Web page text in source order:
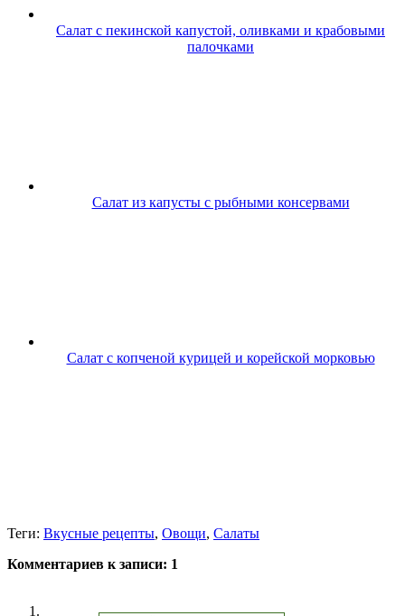
Салат с пекинской капустой, оливками и крабовыми
палочками
Салат из капусты с рыбными консервами
Салат с копченой курицей и корейской морковью
Теги: Вкусные рецепты, Овощи, Салаты
Комментариев к записи: 1